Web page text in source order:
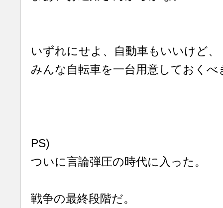
いずれにせよ、自動車もいいけど、
みんな自転車を一台用意しておくべ
PS)
ついに言論弾圧の時代に入った。
戦争の最終段階だ。